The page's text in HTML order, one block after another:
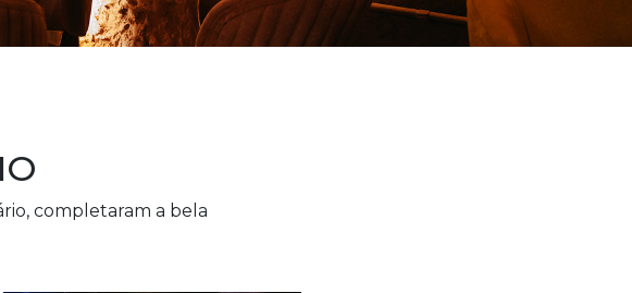
completaram a bela